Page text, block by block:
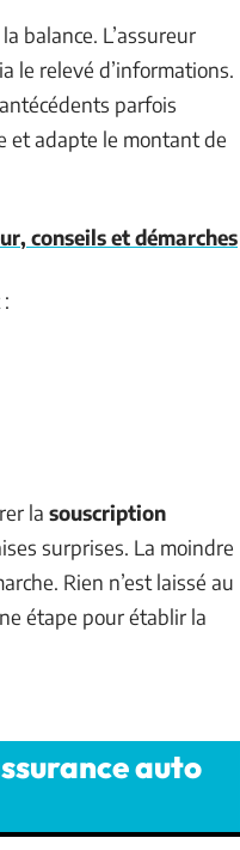
balance. L’assureur
le relevé d’informations.
parfois
et adapte le montant de
conseils et démarches
la souscription
surprises. La moindre
Rien n’est laissé au
étape pour établir la
auto